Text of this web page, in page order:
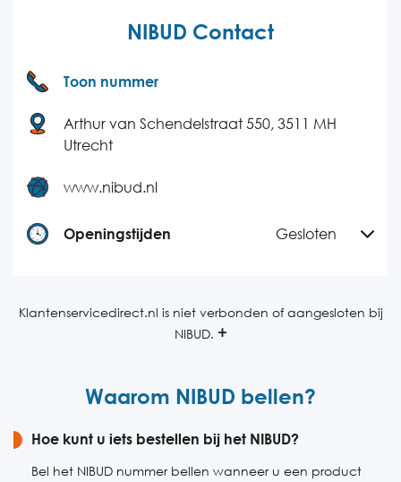
NIBUD Contact
Toon nummer
Arthur van Schendelstraat 550, 3511 MH
Utrecht
www.nibud.nl
Openingstijden Gesloten
Dinsdag
09:00-12:00
Zaterdag
Zondag
Gesloten
Klantenservicedirect.nl is niet verbonden of aangesloten bij
NIBUD.
Waarom NIBUD bellen?
Hoe kunt u iets bestellen bij het NIBUD?
Bel het NIBUD nummer bellen wanneer u een product